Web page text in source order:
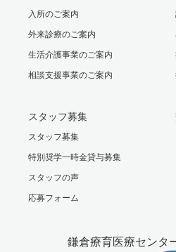
入所のご案内
外来診療のご案内
生活介護事業のご案内
相談支援事業のご案内
スタッフ募集
スタッフ募集
特別奨学一時金貸与募集
スタッフの声
応募フォーム
鎌倉療育医療センタ